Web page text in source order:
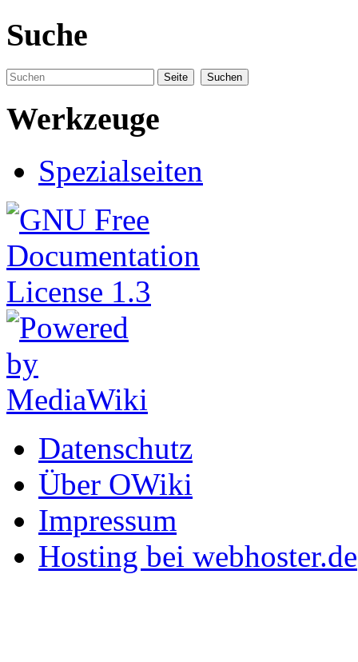
Suche
Werkzeuge
Spezialseiten
Datenschutz
Über OWiki
Impressum
Hosting bei webhoster.de